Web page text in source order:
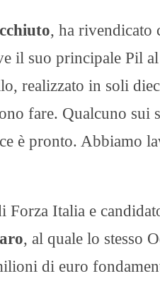
, ha rivendicato
il suo principale Pil
realizzato in soli
fare. Qualcuno sui
è pronto. Abbiamo
Forza Italia e
, al quale lo stesso
di euro